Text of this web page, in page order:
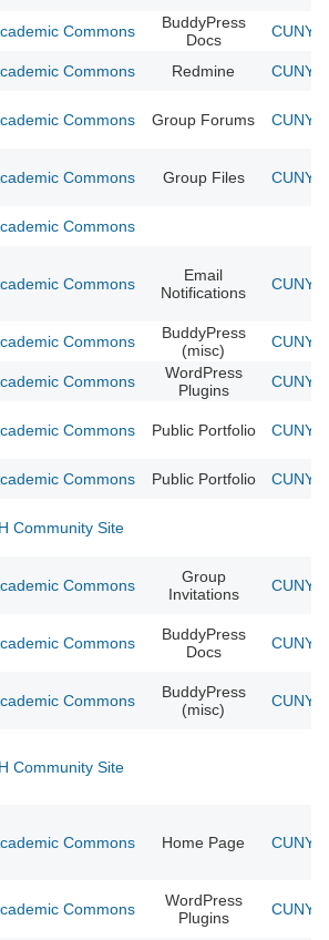
Commons
BuddyPress
Docs
CUNY
Commons Redmine CUNY
Commons Group Forums CUNY
Commons Group Files CUNY
Commons
Commons
Email
Notifications
CUNY
Commons
BuddyPress
(misc)
CUNY
Commons
WordPress
Plugins
CUNY
Commons Public Portfolio CUNY
Commons Public Portfolio CUNY
Community Site
Commons
Group
Invitations
CUNY
Commons
BuddyPress
Docs
CUNY
Commons
BuddyPress
(misc)
CUNY
Community Site
Commons Home Page CUNY
Commons
WordPress
Plugins
CUNY